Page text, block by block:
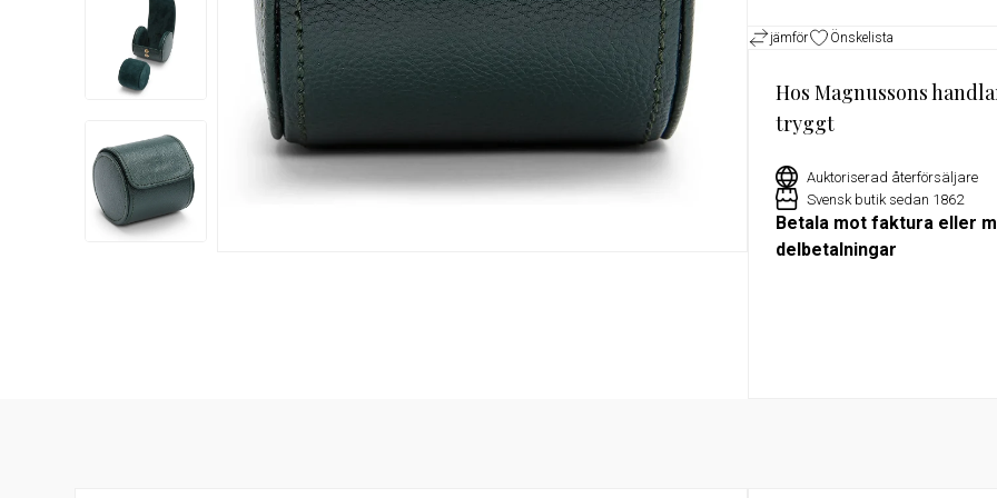
Damklockor Barnklockor
Exklusivt erbjudande för
jämför Önskelista
Hos Magnussons
tryggt
Auktoriserad återförsäljare
Svensk butik sedan 1862
Betala mot faktura eller
delbetalningar